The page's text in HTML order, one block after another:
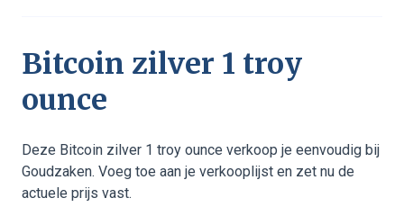
Bitcoin zilver 1 troy
ounce
Deze Bitcoin zilver 1 troy ounce verkoop je eenvoudig bij
Goudzaken. Voeg toe aan je verkooplijst en zet nu de
actuele prijs vast.